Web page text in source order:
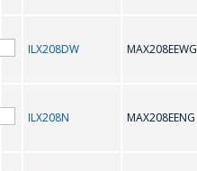
ILX208DW MAX208EEWG
ILX208N MAX208EENG